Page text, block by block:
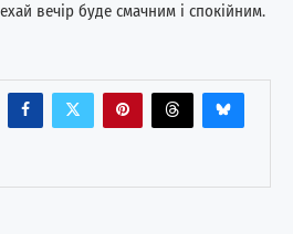
вечір буде смачним і спокійним.